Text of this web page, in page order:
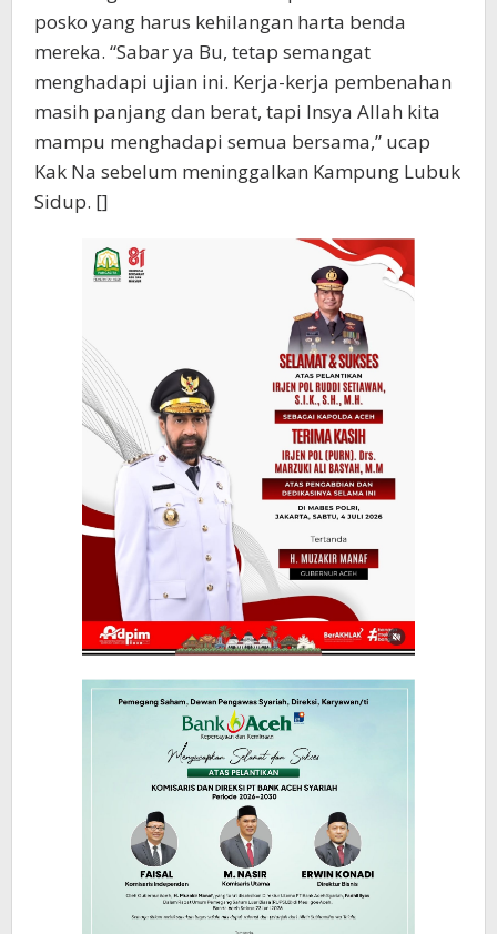
posko yang harus kehilangan harta benda
mereka. “Sabar ya Bu, tetap semangat
menghadapi ujian ini. Kerja-kerja pembenahan
masih panjang dan berat, tapi Insya Allah kita
mampu menghadapi semua bersama,” ucap
Kak Na sebelum meninggalkan Kampung Lubuk
Sidup. []